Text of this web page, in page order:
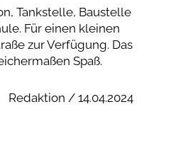
Tankstelle, Baustelle
Für einen kleinen
zur Verfügung. Das
Spaß.
Redaktion / 14.04.2024